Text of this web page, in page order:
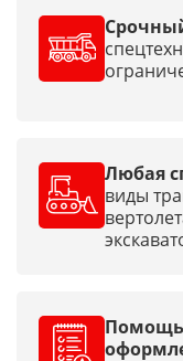
Любая
виды